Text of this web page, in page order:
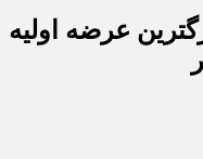
عرضه اولیه